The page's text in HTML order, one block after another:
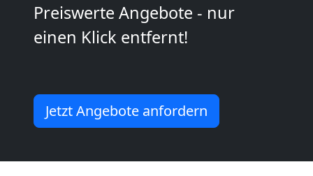
Preiswerte Angebote - nur
einen Klick entfernt!
Jetzt Angebote anfordern
Umzug
Mann